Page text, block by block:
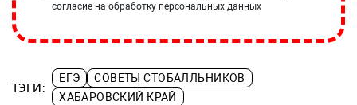
согласие на обработку персональных данных
ТЭГИ:
ЕГЭ
СОВЕТЫ СТОБАЛЛЬНИКОВ
ХАБАРОВСКИЙ КРАЙ